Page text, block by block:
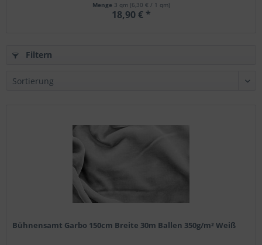
Menge 3 qm (6,30 € / 1 qm)
18,90 € *
Filtern
Bühnensamt Garbo 150cm Breite 30m Ballen 350g/m² Weiß